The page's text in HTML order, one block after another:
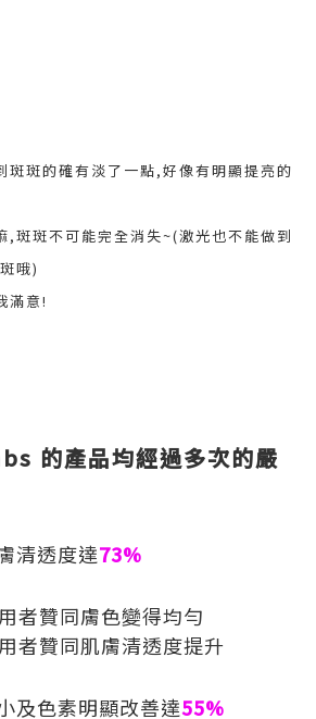
斑斑的確有淡了一點,好像有明顯提亮的
,斑斑不可能完全消失~(激光也不能做到
哦)
滿意!
的產品均經過多次的嚴
清透度達73%
者贊同膚色變得均勻
者贊同肌膚清透度提升
及色素明顯改善達55%